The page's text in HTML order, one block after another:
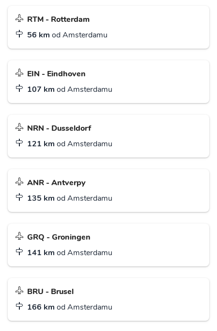
RTM - Rotterdam
56 km od Amsterdamu
EIN - Eindhoven
107 km od Amsterdamu
NRN - Dusseldorf
121 km od Amsterdamu
ANR - Antverpy
135 km od Amsterdamu
GRQ - Groningen
141 km od Amsterdamu
BRU - Brusel
166 km od Amsterdamu